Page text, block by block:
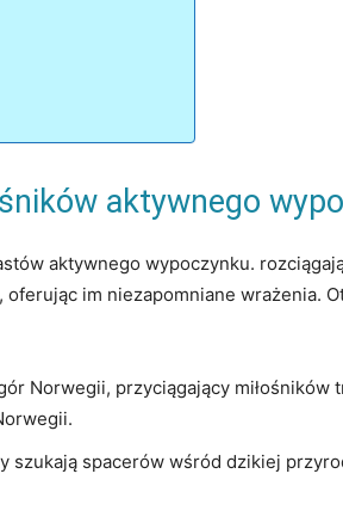
aktywnego
aktywnego wypoczynku.
oferując im​ niezapomniane wrażenia.
Norwegii, przyciągający
szukają spacerów wśród dzikiej